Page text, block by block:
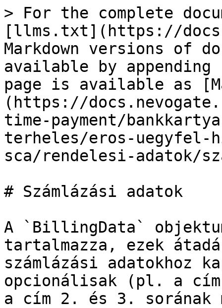
> For the complete
[llms.txt](https://
Markdown versions of
available by
page is available as
(https://
time-payment/
terheles/eros-uegyfel-
sca/rendelesi-adatok/
# Számlázási adatok
A `BillingData`
tartalmazza, ezek
számlázási adatokhoz
opcionálisak (pl. a cím
a cím 2. és 3. sorának